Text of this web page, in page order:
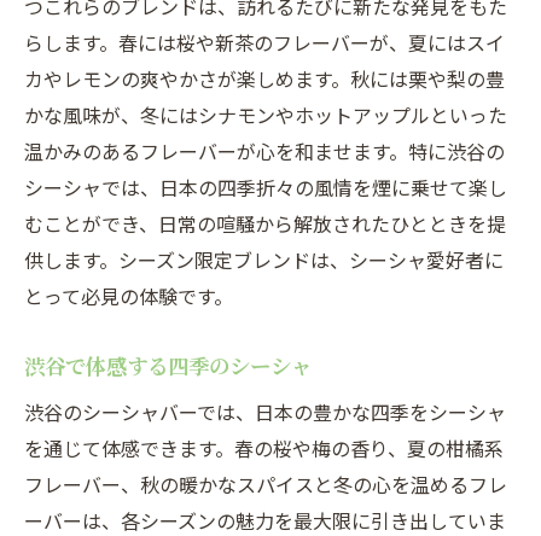
つこれらのブレンドは、訪れるたびに新たな発見をもた
らします。春には桜や新茶のフレーバーが、夏にはスイ
カやレモンの爽やかさが楽しめます。秋には栗や梨の豊
かな風味が、冬にはシナモンやホットアップルといった
温かみのあるフレーバーが心を和ませます。特に渋谷の
シーシャでは、日本の四季折々の風情を煙に乗せて楽し
むことができ、日常の喧騒から解放されたひとときを提
供します。シーズン限定ブレンドは、シーシャ愛好者に
とって必見の体験です。
渋谷で体感する四季のシーシャ
渋谷のシーシャバーでは、日本の豊かな四季をシーシャ
を通じて体感できます。春の桜や梅の香り、夏の柑橘系
フレーバー、秋の暖かなスパイスと冬の心を温めるフレ
ーバーは、各シーズンの魅力を最大限に引き出していま